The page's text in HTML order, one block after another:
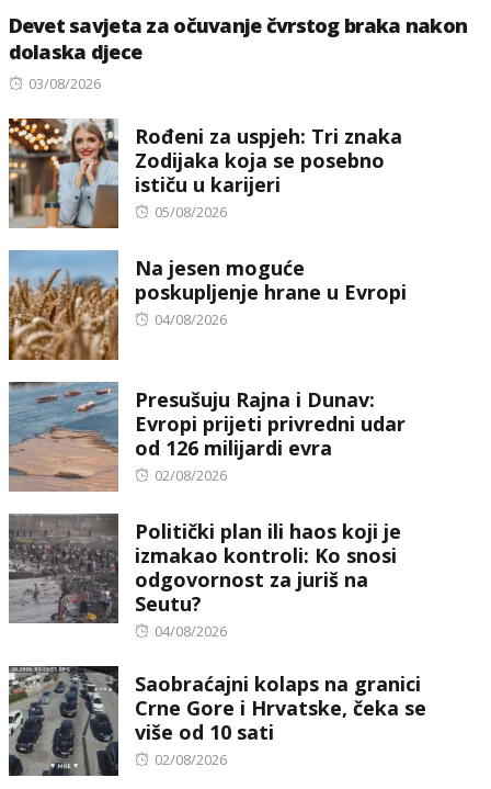
Devet savjeta za očuvanje čvrstog braka nakon
dolaska djece
Posted
03/08/2026
Rođeni za uspjeh: Tri znaka
Zodijaka koja se posebno
ističu u karijeri
Posted
05/08/2026
Na jesen moguće
poskupljenje hrane u Evropi
Posted
04/08/2026
Presušuju Rajna i Dunav:
Evropi prijeti privredni udar
od 126 milijardi evra
Posted
02/08/2026
Politički plan ili haos koji je
izmakao kontroli: Ko snosi
odgovornost za juriš na
Seutu?
Posted
04/08/2026
Saobraćajni kolaps na granici
Crne Gore i Hrvatske, čeka se
više od 10 sati
Posted
02/08/2026